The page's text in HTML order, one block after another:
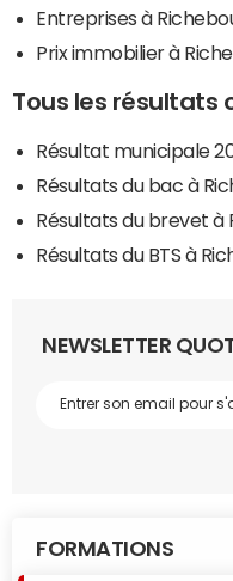
Entreprises à
Prix immobilier à
Tous les résultats
Résultat municipale
Résultats du bac à
Résultats du brevet à
Résultats du BTS à
NEWSLETTER
FORMATIONS